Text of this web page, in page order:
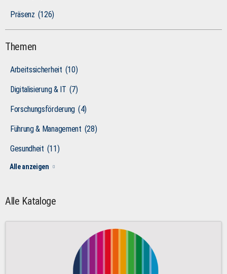
Präsenz (126)
Themen
Arbeitssicherheit (10)
Digitalisierung & IT (7)
Forschungsförderung (4)
Führung & Management (28)
Gesundheit (11)
Alle anzeigen
Alle Kataloge